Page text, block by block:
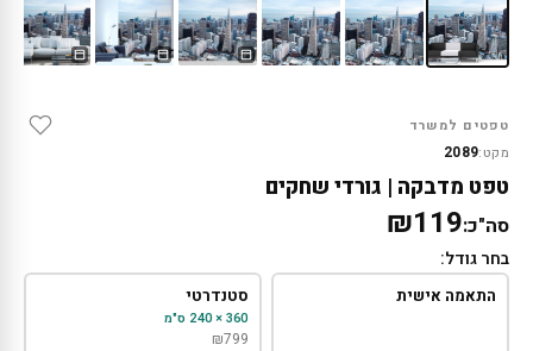
טפטים למשרד
מקט:2089
טפט מדבקה | גורדי שחקים
סה"כ:₪119
בחר גודל:
התאמה אישית סטנדרטי
360 × 240 ס"מ
₪799